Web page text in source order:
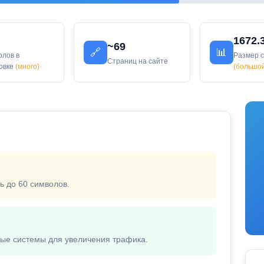
в
(много)
🔗
~69
Страниц на сайте
📊
Размер
до 60 символов.
системы для увеличения трафика.